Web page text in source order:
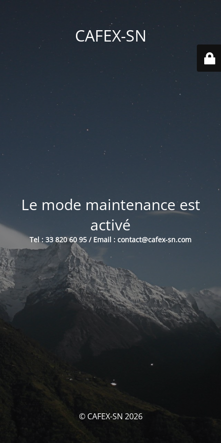
CAFEX-SN
Le mode maintenance est
activé
Tel : 33 820 60 95 / Email : contact@cafex-sn.com
© CAFEX-SN 2026